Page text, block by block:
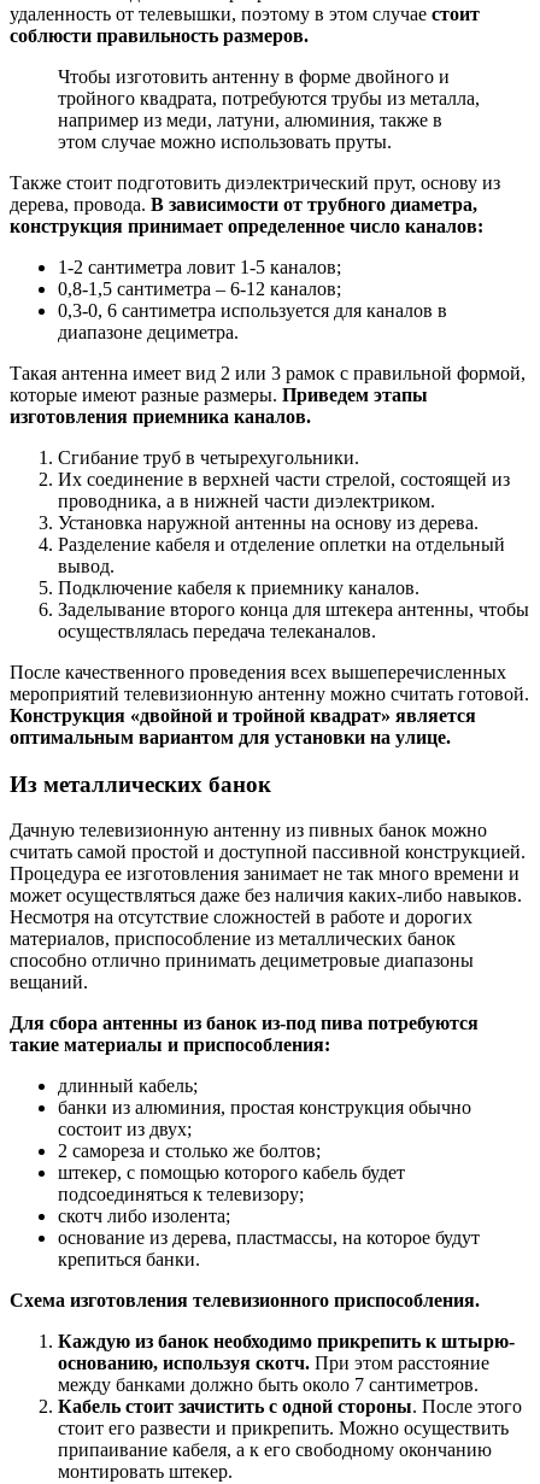
удаленность от телевышки, поэтому в этом случае стоит
соблюсти правильность размеров.
Чтобы изготовить антенну в форме двойного и
тройного квадрата, потребуются трубы из металла,
например из меди, латуни, алюминия, также в
этом случае можно использовать пруты.
Также стоит подготовить диэлектрический прут, основу из
дерева, провода. В зависимости от трубного диаметра,
конструкция принимает определенное число каналов:
1-2 сантиметра ловит 1-5 каналов;
0,8-1,5 сантиметра – 6-12 каналов;
0,3-0, 6 сантиметра используется для каналов в
диапазоне дециметра.
Такая антенна имеет вид 2 или 3 рамок с правильной формой,
которые имеют разные размеры. Приведем этапы
изготовления приемника каналов.
Сгибание труб в четырехугольники.
Их соединение в верхней части стрелой, состоящей из
проводника, а в нижней части диэлектриком.
Установка наружной антенны на основу из дерева.
Разделение кабеля и отделение оплетки на отдельный
вывод.
Подключение кабеля к приемнику каналов.
Заделывание второго конца для штекера антенны, чтобы
осуществлялась передача телеканалов.
После качественного проведения всех вышеперечисленных
мероприятий телевизионную антенну можно считать готовой.
Конструкция «двойной и тройной квадрат» является
оптимальным вариантом для установки на улице.
Из металлических банок
Дачную телевизионную антенну из пивных банок можно
считать самой простой и доступной пассивной конструкцией.
Процедура ее изготовления занимает не так много времени и
может осуществляться даже без наличия каких-либо навыков.
Несмотря на отсутствие сложностей в работе и дорогих
материалов, приспособление из металлических банок
способно отлично принимать дециметровые диапазоны
вещаний.
Для сбора антенны из банок из-под пива потребуются
такие материалы и приспособления:
длинный кабель;
банки из алюминия, простая конструкция обычно
состоит из двух;
2 самореза и столько же болтов;
штекер, с помощью которого кабель будет
подсоединяться к телевизору;
скотч либо изолента;
основание из дерева, пластмассы, на которое будут
крепиться банки.
Схема изготовления телевизионного приспособления.
Каждую из банок необходимо прикрепить к штырю-
основанию, используя скотч. При этом расстояние
между банками должно быть около 7 сантиметров.
Кабель стоит зачистить с одной стороны. После этого
стоит его развести и прикрепить. Можно осуществить
припаивание кабеля, а к его свободному окончанию
монтировать штекер.